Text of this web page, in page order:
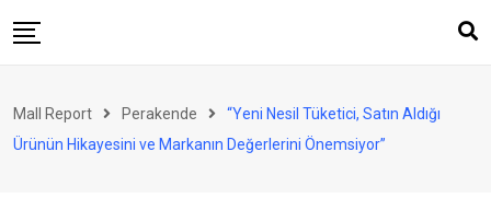
to
Perakende
Mall Report Perakende
“Yeni Nesil Tüketici, Satın Aldığı
Ürünün Hikayesini ve Markanın Değerlerini Önemsiyor”